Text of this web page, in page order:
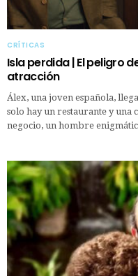
CRÍTICAS
Isla perdida | El peligro
atracción
Álex, una joven española,
solo hay un restaurante y una
negocio, un hombre